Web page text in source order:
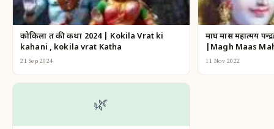
कोकिला व्रत की कथा 2024 | Kokila Vrat ki
kahani , kokila vrat Katha
21 Sep 2024
माघ मास महात्मय
|Magh Maas
11 Nov 2022
🌿